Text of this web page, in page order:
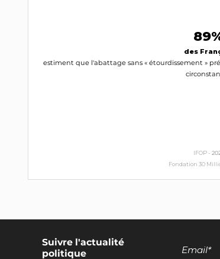
des
estiment que l'abattage sans « étourdissement »
IFOP -
Fondation 30
Suivre l'actualité
politique